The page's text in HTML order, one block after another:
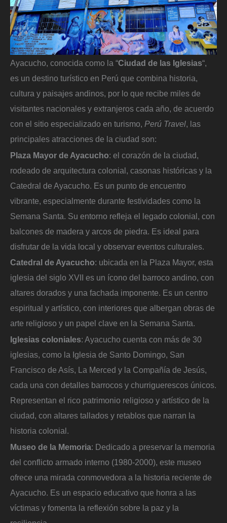
Ayacucho, conocida como la “Ciudad de las Iglesias“,
es un destino turístico en Perú que combina historia,
cultura y paisajes andinos, por lo que recibe miles de
visitantes nacionales y extranjeros cada año, de acuerdo
con el sitio especializado en turismo, Perú Travel, las
principales atracciones de la ciudad son:
Plaza Mayor de Ayacucho: el corazón de la ciudad,
rodeado de arquitectura colonial, casonas históricas y la
Catedral de Ayacucho. Es un punto de encuentro
vibrante, especialmente durante festividades como la
Semana Santa. Su entorno refleja el legado colonial, con
balcones de madera y arcos de piedra. Es ideal para
disfrutar de la vida local y observar eventos culturales.
Catedral de Ayacucho: ubicada en la Plaza Mayor, esta
iglesia del siglo XVII es un ícono del barroco andino, con
altares dorados y una fachada imponente. Es un centro
espiritual y artístico, con interiores que albergan obras de
arte religioso y un papel clave en la Semana Santa.
Iglesias coloniales: Ayacucho cuenta con más de 30
iglesias, como la Iglesia de Santo Domingo, San
Francisco de Asís, La Merced y la Compañía de Jesús,
cada una con detalles barrocos y churriguerescos únicos.
Representan el rico patrimonio religioso y artístico de la
ciudad, con altares tallados y retablos que narran la
historia colonial.
Museo de la Memoria: Dedicado a preservar la memoria
del conflicto armado interno (1980-2000), este museo
ofrece una mirada conmovedora a la historia reciente de
Ayacucho. Es un espacio educativo que honra a las
víctimas y fomenta la reflexión sobre la paz y la